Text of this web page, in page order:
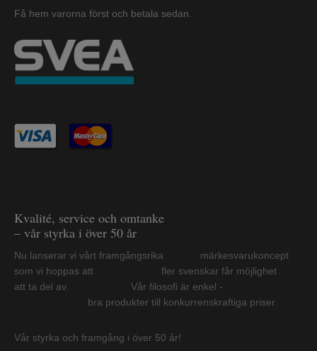
Få hem varorna först och betala sedan.
Kvalité, service och omtanke
– vår styrka i över 50 år
Nu lanserar vi vårt framgångsrika märkesvarukoncept
som vi hoppas att fler svenskar får möjlighet
att ta del av. Vår filosofi är enkel -
bra produkter till konkurrenskraftiga priser.
Vår styrka och framgång i över 50 år!